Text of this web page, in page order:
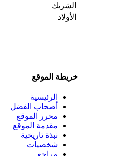
الشريك
الأولاد
خريطة الموقع
الرئيسية
أصحاب الفضل
محرر الموقع
مقدمة الموقع
نبذة تاريخية
شخصيات